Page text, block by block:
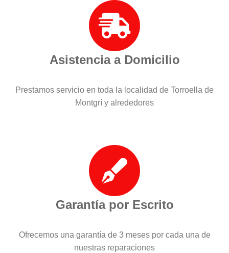
Asistencia a Domicilio
Prestamos servicio en toda la localidad de Torroella de
Montgrí y alrededores
Garantía por Escrito
Ofrecemos una garantía de 3 meses por cada una de
nuestras reparaciones